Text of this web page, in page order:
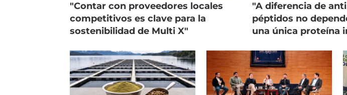
"Contar con proveedores locales
competitivos es clave para la
sostenibilidad de Multi X"
"A diferencia de
péptidos no
una única proteína